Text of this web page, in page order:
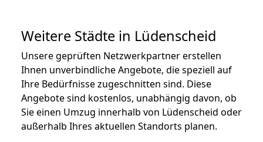
Weitere Städte in Lüdenscheid
Unsere geprüften Netzwerkpartner erstellen
Ihnen unverbindliche Angebote, die speziell auf
Ihre Bedürfnisse zugeschnitten sind. Diese
Angebote sind kostenlos, unabhängig davon, ob
Sie einen Umzug innerhalb von Lüdenscheid oder
außerhalb Ihres aktuellen Standorts planen.